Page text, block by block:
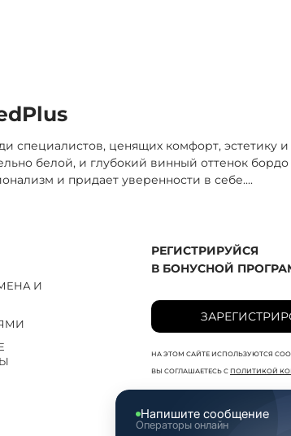
специалистов, ценящих комфорт, эстетику и
белой, и глубокий винный оттенок
и придает уверенности в себе....
И
РЕГИСТРИРУЙСЯ
В БОНУСНОЙ
НА ЭТОМ САЙТЕ ИСПОЛЬЗУЮТСЯ
ВЫ СОГЛАШАЕТЕСЬ С ПОЛИТИКОЙ